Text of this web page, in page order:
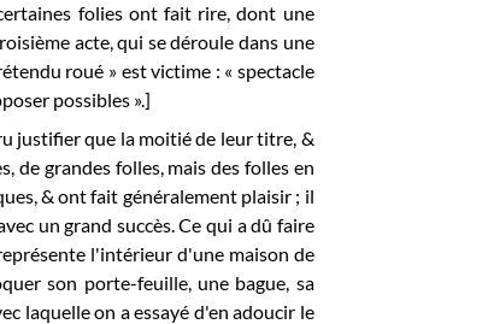
folies ont fait rire, dont une
acte, qui se déroule dans une
roué » est victime : « spectacle
possibles ».]
justifier que la moitié de leur titre, &
de grandes folles, mais des folles en
& ont fait généralement plaisir ; il
un grand succès. Ce qui a dû faire
l'intérieur d'une maison de
son porte-feuille, une bague, sa
laquelle on a essayé d'en adoucir le